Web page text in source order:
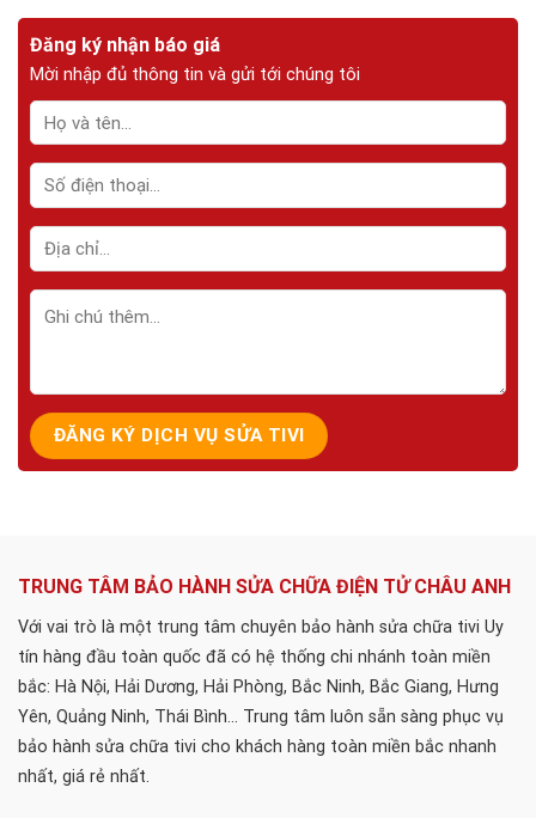
Đăng ký nhận báo giá
Mời nhập đủ thông tin và gửi tới chúng tôi
TRUNG TÂM BẢO HÀNH SỬA CHỮA ĐIỆN TỬ CHÂU ANH
Với vai trò là một trung tâm chuyên bảo hành sửa chữa tivi Uy
tín hàng đầu toàn quốc đã có hệ thống chi nhánh toàn miền
bắc: Hà Nội, Hải Dương, Hải Phòng, Bắc Ninh, Bắc Giang, Hưng
Yên, Quảng Ninh, Thái Bình... Trung tâm luôn sẵn sàng phục vụ
bảo hành sửa chữa tivi cho khách hàng toàn miền bắc nhanh
nhất, giá rẻ nhất.